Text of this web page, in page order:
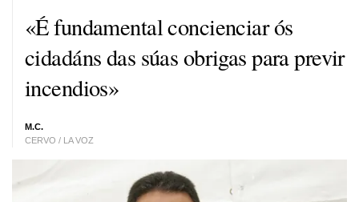
«É fundamental concienciar ós
cidadáns das súas obrigas para previr
incendios»
M.C.
CERVO / LA VOZ